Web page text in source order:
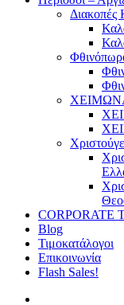
Διακοπές
CORPORATE
Blog
Τιμοκατάλογοι
Επικοινωνία
Flash Sales!